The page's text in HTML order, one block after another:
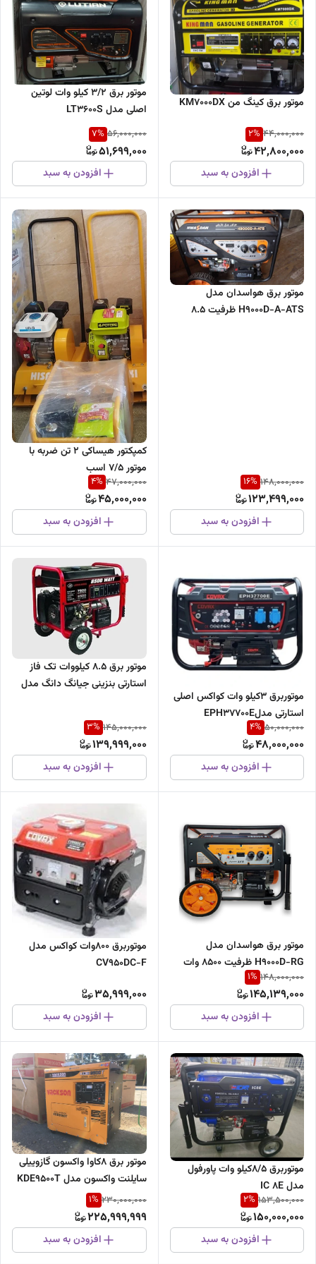
موتور برق کینگ من KM۷۰۰۰DX
44,000,000
2%
42,800,000
افزودن به سبد
موتور برق ۳/۲ کیلو وات لوتین
اصلی مدل LT3600S
56,000,000
7%
51,699,000
افزودن به سبد
موتور برق هواسدان مدل
H9000D-A-ATS ظرفیت ۸.۵
148,000,000
16%
123,499,000
افزودن به سبد
کمپکتور هیساکی ۲ تن ضربه با
موتور ۷/۵ اسب
47,000,000
4%
45,000,000
افزودن به سبد
موتوربرق 3کیلو وات کواکس اصلی
استارتی مدلEPH37700E
50,000,000
4%
48,000,000
افزودن به سبد
موتور برق 8.5 کیلووات تک فاز
استارتی بنزینی جیانگ دانگ مدل
145,000,000
3%
139,999,000
افزودن به سبد
موتور برق هواسدان مدل
H9000D-RG ظرفیت ۸۵۰۰ وات
دوگانه سوز
148,000,000
1%
145,139,000
افزودن به سبد
موتوربرق 800وات کواکس مدل
CV950DC-F
35,999,000
افزودن به سبد
موتوربرق 8/5کیلو وات پاورفول
مدل IC 8E
153,500,000
2%
150,000,000
افزودن به سبد
موتور برق 8کاوا واکسون گازوییلی
سایلنت واکسون مدل KDE9500T
230,000,000
1%
225,999,999
افزودن به سبد